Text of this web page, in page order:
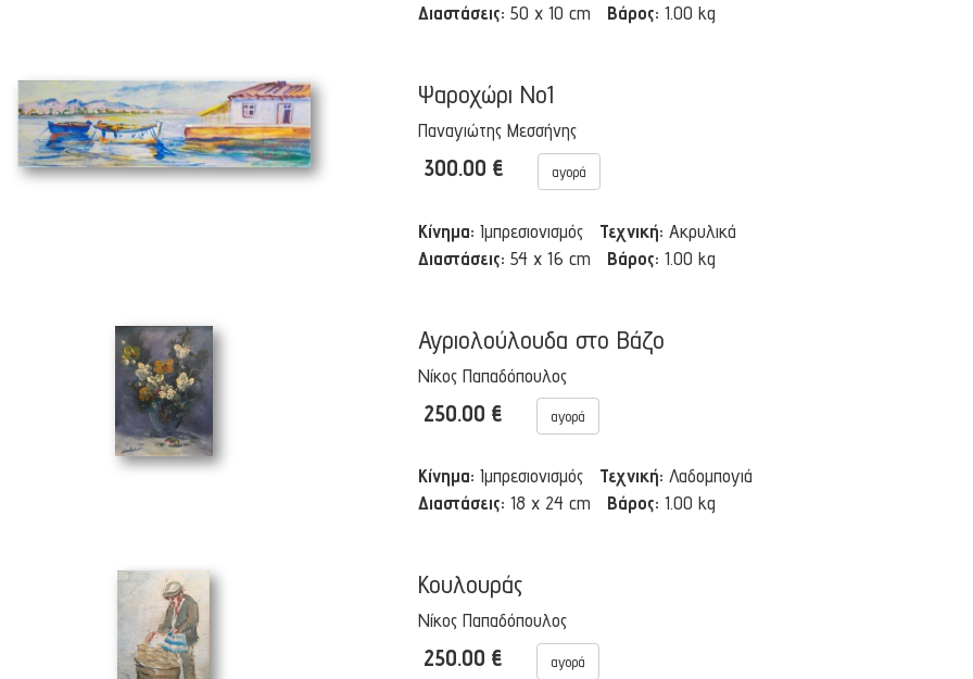
Διαστάσεις: 50 x 10 cm Βάρος: 1.00 kg
Ψαροχώρι Νο1
Παναγιώτης Μεσσήνης
300.00 € αγορά
Κίνημα: Ιμπρεσιονισμός Τεχνική: Ακρυλικά
Διαστάσεις: 54 x 16 cm Βάρος: 1.00 kg
Αγριολούλουδα στο Βάζο
Νίκος Παπαδόπουλος
250.00 € αγορά
Κίνημα: Ιμπρεσιονισμός Τεχνική: Λαδομπογιά
Διαστάσεις: 18 x 24 cm Βάρος: 1.00 kg
Κουλουράς
Νίκος Παπαδόπουλος
250.00 € αγορά